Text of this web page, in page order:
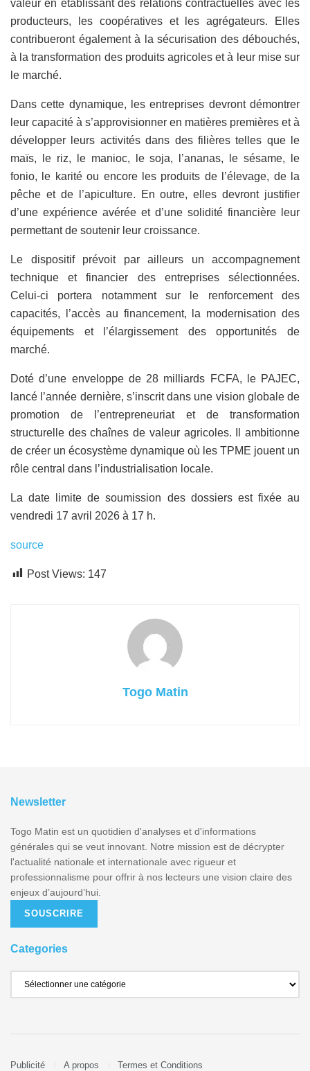
valeur en établissant des relations contractuelles avec les
producteurs, les coopératives et les agrégateurs. Elles
contribueront également à la sécurisation des débouchés,
à la transformation des produits agricoles et à leur mise sur
le marché.
Dans cette dynamique, les entreprises devront démontrer
leur capacité à s’approvisionner en matières premières et à
développer leurs activités dans des filières telles que le
maïs, le riz, le manioc, le soja, l’ananas, le sésame, le
fonio, le karité ou encore les produits de l’élevage, de la
pêche et de l’apiculture. En outre, elles devront justifier
d’une expérience avérée et d’une solidité financière leur
permettant de soutenir leur croissance.
Le dispositif prévoit par ailleurs un accompagnement
technique et financier des entreprises sélectionnées.
Celui-ci portera notamment sur le renforcement des
capacités, l’accès au financement, la modernisation des
équipements et l’élargissement des opportunités de
marché.
Doté d’une enveloppe de 28 milliards FCFA, le PAJEC,
lancé l’année dernière, s’inscrit dans une vision globale de
promotion de l’entrepreneuriat et de transformation
structurelle des chaînes de valeur agricoles. Il ambitionne
de créer un écosystème dynamique où les TPME jouent un
rôle central dans l’industrialisation locale.
La date limite de soumission des dossiers est fixée au
vendredi 17 avril 2026 à 17 h.
source
Post Views: 147
Togo Matin
Newsletter
Togo Matin est un quotidien d'analyses et d'informations
générales qui se veut innovant. Notre mission est de décrypter
l'actualité nationale et internationale avec rigueur et
professionnalisme pour offrir à nos lecteurs une vision claire des
enjeux d’aujourd’hui.
SOUSCRIRE
Categories
Publicité A propos Termes et Conditions